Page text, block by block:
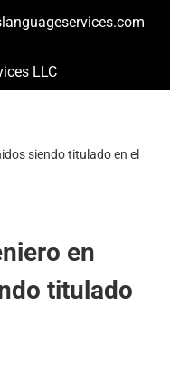
HACER PEDIDO
LLC
siendo titulado en el
en
titulado